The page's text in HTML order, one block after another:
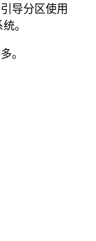
导分区使用
。
。